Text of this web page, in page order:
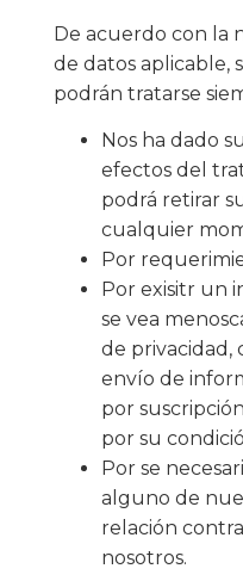
De acuerdo con la
de datos aplicable,
podrán tratarse
Nos ha dado
efectos del
podrá retirar
cualquier
Por
Por exisitr un
se vea
de privacidad,
envío de
por
por su
Por se
alguno de
relación
nosotros.